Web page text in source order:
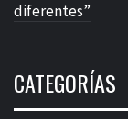
diferentes”
CATEGORÍAS